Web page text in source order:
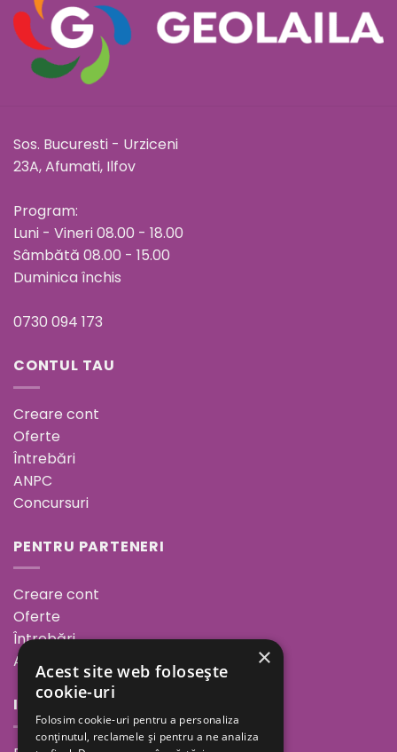
Sos. Bucuresti - Urziceni
23A, Afumati, Ilfov
Program:
Luni - Vineri 08.00 - 18.00
Sâmbătă 08.00 - 15.00
Duminica închis
0730 094 173
CONTUL TAU
Creare cont
Oferte
Întrebări
ANPC
Concursuri
PENTRU PARTENERI
Creare cont
Oferte
Întrebări
ANPC
INFORMAȚII
×
Acest site web folosește
cookie-uri
Folosim cookie-uri pentru a personaliza
conținutul, reclamele și pentru a ne analiza